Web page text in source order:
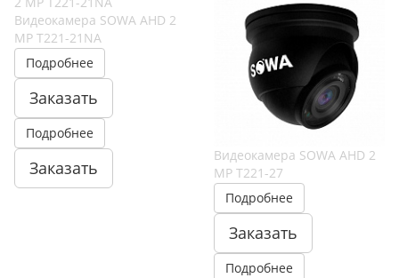
Видеокамера SOWA AHD 2
MP T221-21NA
Подробнее
Заказать
Подробнее
Заказать
Видеокамера SOWA AHD 2
MP T221-27
Подробнее
Заказать
Подробнее